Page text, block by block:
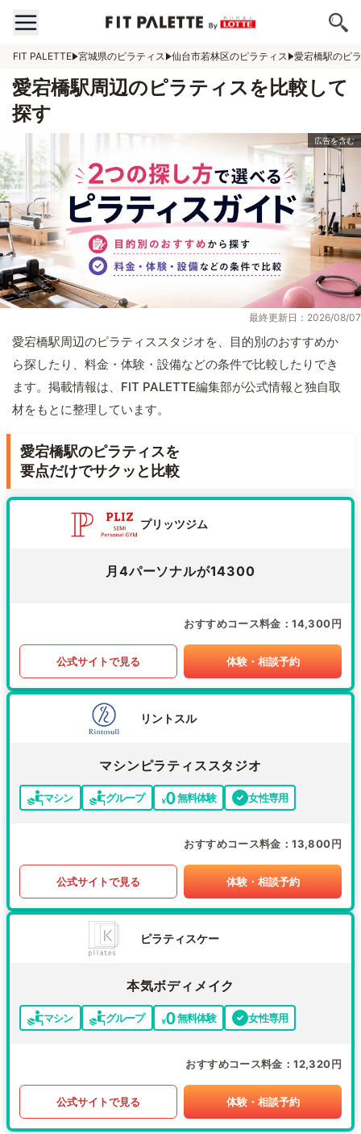
FIT PALETTE 宮城県のピラティス 仙台市若林区のピラティス 愛宕橋駅のピ
愛宕橋駅周辺のピラティスを比較して
探す
最終更新日：2026/08/07
愛宕橋駅周辺のピラティススタジオを、目的別のおすすめか
ら探したり、料金・体験・設備などの条件で比較したりでき
ます。掲載情報は、FIT PALETTE編集部が公式情報と独自取
材をもとに整理しています。
愛宕橋駅のピラティスを
要点だけでサクッと比較
プリッツジム
月4パーソナルが14300
おすすめコース料金 14,300円
公式サイトで見る 体験・相談予約
リントスル
マシンピラティススタジオ
マシン グループ 無料体験 女性専用
おすすめコース料金 13,800円
公式サイトで見る 体験・相談予約
ピラティスケー
本気ボディメイク
マシン グループ 無料体験 女性専用
おすすめコース料金 12,320円
公式サイトで見る 体験・相談予約